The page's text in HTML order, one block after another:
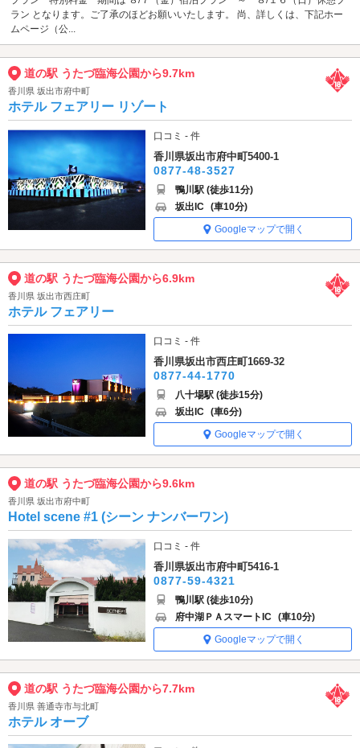
ラン となります。ご了承のほどお願いいたします。 尚、詳しくは、下記ホー
ムページ（公...
道の駅 うたづ臨海公園から9.7km
香川県 坂出市府中町
ホテル フェアリー リゾート
口コミ - 件
香川県坂出市府中町5400-1
0877-48-3527
鴨川駅 (徒歩11分)
坂出IC (車10分)
Googleマップで開く
道の駅 うたづ臨海公園から6.9km
香川県 坂出市西庄町
ホテル フェアリー
口コミ - 件
香川県坂出市西庄町1669-32
0877-44-1770
八十場駅 (徒歩15分)
坂出IC (車6分)
Googleマップで開く
道の駅 うたづ臨海公園から9.6km
香川県 坂出市府中町
Hotel scene #1 (シーン ナンバーワン)
口コミ - 件
香川県坂出市府中町5416-1
0877-59-4321
鴨川駅 (徒歩10分)
府中湖ＰＡスマートIC (車10分)
Googleマップで開く
道の駅 うたづ臨海公園から7.7km
香川県 善通寺市与北町
ホテル オーブ